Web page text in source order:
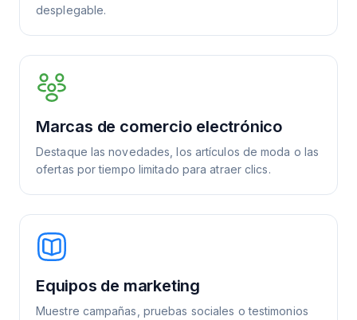
desplegable.
Marcas de comercio electrónico
Destaque las novedades, los artículos de moda o las
ofertas por tiempo limitado para atraer clics.
Equipos de marketing
Muestre campañas, pruebas sociales o testimonios